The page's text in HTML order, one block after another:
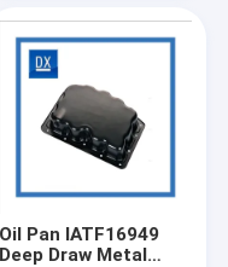
Oil Pan IATF16949
Deep Draw Metal